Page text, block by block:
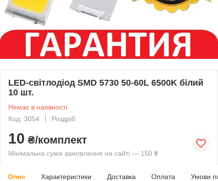
LED-світлодіод SMD 5730 50-60L 6500K білий
10 шт.
Немає в наявності
Код: 3054
Роздріб
10 ₴/комплект
Мінімальна сума замовлення на сайті — 150 ₴
Опис Характеристики Доставка Оплата Умови